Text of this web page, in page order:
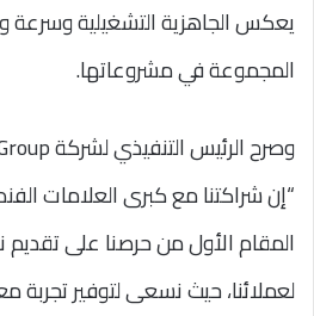
يعكس الجاهزية التشغيلية وسرعة
المجموعة في مشروعاتها.
“إن شراكتنا مع كبرى العلامات
المقام الأول من حرصنا على تقديم
لعملائنا، حيث نسعى لتوفير